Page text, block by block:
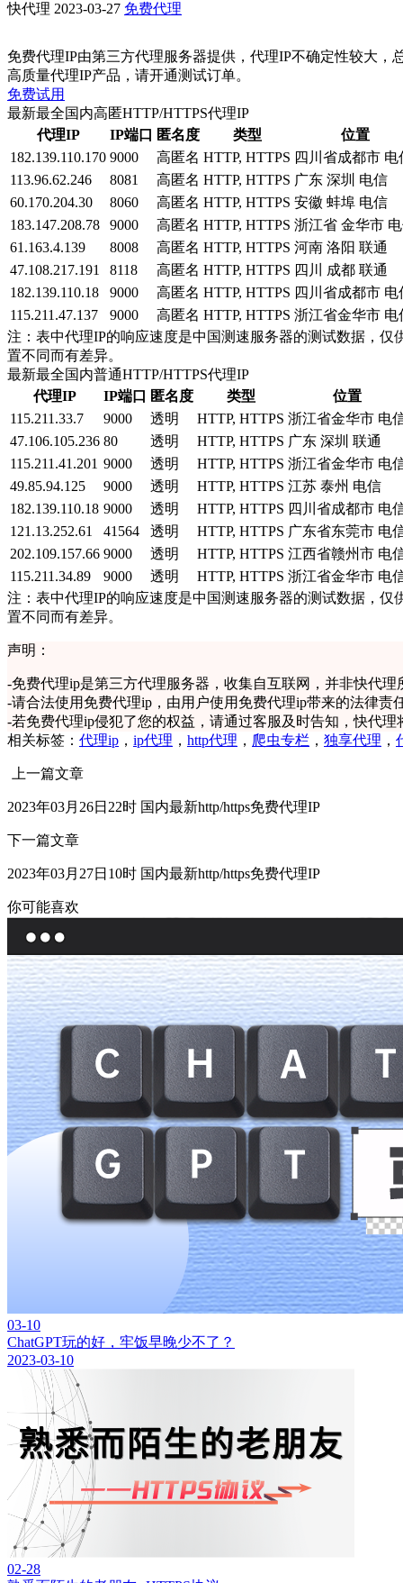
快代理 2023-03-27 免费代理
免费代理IP由第三方代理服务器提供，代理IP不确定性较大，
高质量代理IP产品，请开通测试订单。
免费试用
最新最全国内高匿HTTP/HTTPS代理IP
代理IP
IP端口 匿名度 类型
位置
182.139.110.170 9000 高匿名 HTTP, HTTPS 四川省成都市 电
113.96.62.246
8081 高匿名 HTTP, HTTPS 广东 深圳 电信
60.170.204.30
8060 高匿名 HTTP, HTTPS 安徽 蚌埠 电信
183.147.208.78
9000 高匿名 HTTP, HTTPS 浙江省 金华市
61.163.4.139
8008 高匿名 HTTP, HTTPS 河南 洛阳 联通
47.108.217.191
8118 高匿名 HTTP, HTTPS 四川 成都 联通
182.139.110.18
9000 高匿名 HTTP, HTTPS 四川省成都市 电
115.211.47.137
9000 高匿名 HTTP, HTTPS 浙江省金华市 电
注：表中代理IP的响应速度是中国测速服务器的测试数据，
置不同而有差异。
最新最全国内普通HTTP/HTTPS代理IP
代理IP
IP端口 匿名度 类型
位置
115.211.33.7
9000 透明 HTTP, HTTPS 浙江省金华市 电
47.106.105.236 80 透明 HTTP, HTTPS 广东 深圳 联通
115.211.41.201 9000 透明 HTTP, HTTPS 浙江省金华市 电
49.85.94.125
9000 透明 HTTP, HTTPS 江苏 泰州 电信
182.139.110.18 9000 透明 HTTP, HTTPS 四川省成都市 电
121.13.252.61
41564 透明 HTTP, HTTPS 广东省东莞市 电
202.109.157.66 9000 透明 HTTP, HTTPS 江西省赣州市 电
115.211.34.89
9000 透明 HTTP, HTTPS 浙江省金华市 电
注：表中代理IP的响应速度是中国测速服务器的测试数据，
置不同而有差异。
声明：
-免费代理ip是第三方代理服务器，收集自互联网，并非快代
-请合法使用免费代理ip，由用户使用免费代理ip带来的法律责
-若免费代理ip侵犯了您的权益，请通过客服及时告知，快代理
相关标签： 代理ip ， ip代理 ， http代理 ， 爬虫专栏 ， 独享代理 ，
上一篇文章
2023年03月26日22时 国内最新http/https免费代理IP
下一篇文章
2023年03月27日10时 国内最新http/https免费代理IP
你可能喜欢
03-10
ChatGPT玩的好，牢饭早晚少不了？
2023-03-10
02-28